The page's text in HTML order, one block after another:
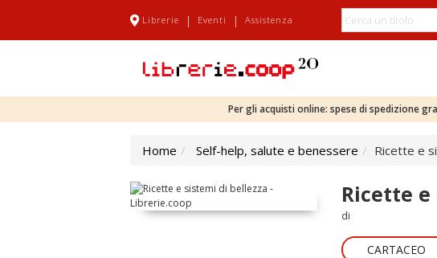
Librerie | Eventi | Assistenza
Per gli acquisti online: spese di spedizione
Home Self-help, salute e benessere Ricette e
Ricette
di
CARTACEO